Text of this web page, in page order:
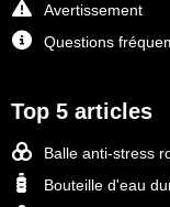
Avertissement
Questions
Top 5 articles
Balle anti-stress
Bouteille d'eau